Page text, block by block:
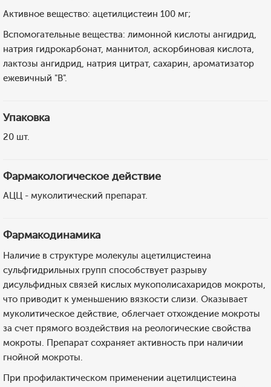
Активное вещество: ацетилцистеин 100 мг;
Вспомогательные вещества: лимонной кислоты ангидрид,
натрия гидрокарбонат, маннитол, аскорбиновая кислота,
лактозы ангидрид, натрия цитрат, сахарин, ароматизатор
ежевичный "B".
Упаковка
20 шт.
Фармакологическое действие
АЦЦ - муколитический препарат.
Фармакодинамика
Наличие в структуре молекулы ацетилцистеина
сульфгидрильных групп способствует разрыву
дисульфидных связей кислых мукополисахаридов мокроты,
что приводит к уменьшению вязкости слизи. Оказывает
муколитическое действие, облегчает отхождение мокроты
за счет прямого воздействия на реологические свойства
мокроты. Препарат сохраняет активность при наличии
гнойной мокроты.
При профилактическом применении ацетилцистеина